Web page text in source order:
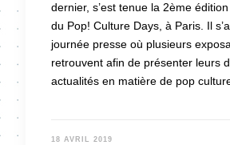
dernier, s’est tenue la 2ème édition
du Pop! Culture Days, à Paris. Il
journée presse où plusieurs
retrouvent afin de présenter leurs
actualités en matière de pop
18 AVRIL 2019